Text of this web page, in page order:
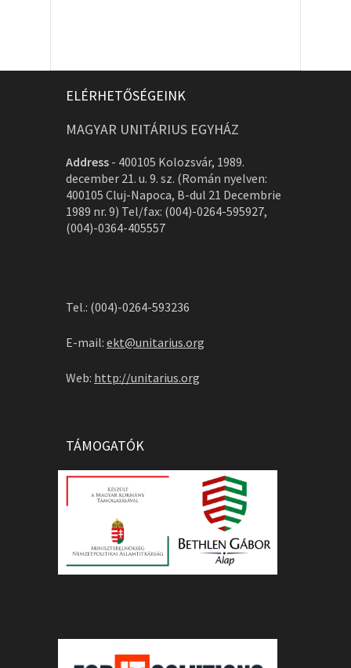
ELÉRHETŐSÉGEINK
MAGYAR UNITÁRIUS EGYHÁZ
Address - 400105 Kolozsvár, 1989.
december 21. u. 9. sz. (Román nyelven:
400105 Cluj-Napoca, B-dul 21 Decembrie
1989 nr. 9) Tel/fax: (004)-0264-595927,
(004)-0364-405557
Tel.: (004)-0264-593236
E-mail: ekt@unitarius.org
Web: http://unitarius.org
TÁMOGATÓK